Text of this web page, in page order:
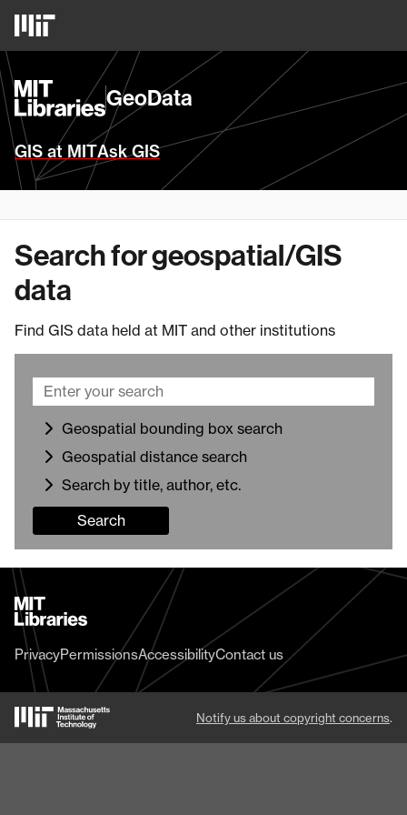
main
content
MIT
Logo
MIT
Libraries
Homepage
GeoData
GIS at MITAsk GIS
Search for geospatial/GIS
data
Find GIS data held at MIT and other institutions
Geospatial bounding box search
Geospatial distance search
Search by title, author, etc.
Search
MIT
Libraries
home
PrivacyPermissionsAccessibilityContact us
Notify us about copyright concerns.